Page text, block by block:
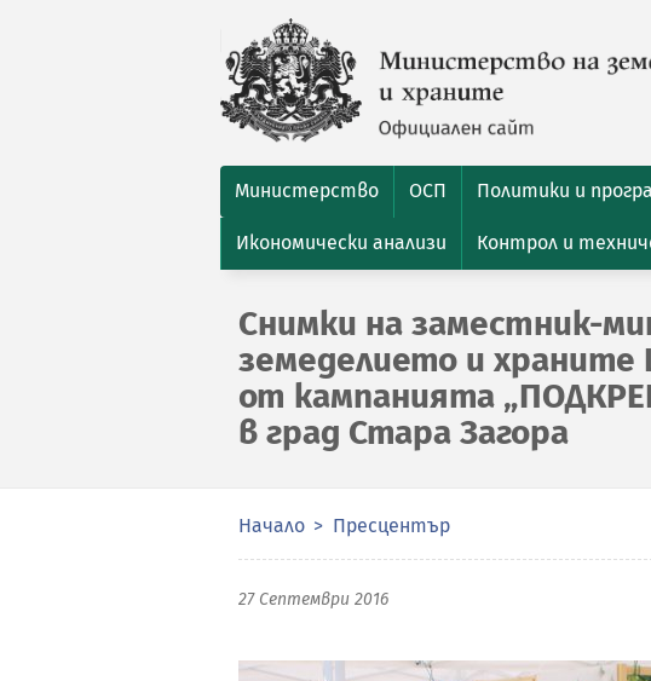
Министерство ОСП Политики и
Икономически анализи Контрол и
Снимки на заместник-
земеделието и
от кампанията
в град Стара Загора
Начало Пресцентър
27 Септември 2016